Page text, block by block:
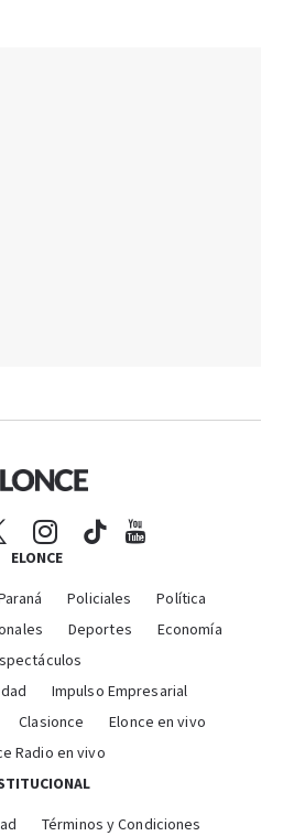
ELONCE
Policiales
Política
Deportes
Economía
Impulso Empresarial
Clasionce
Elonce en vivo
Radio en vivo
Términos y Condiciones